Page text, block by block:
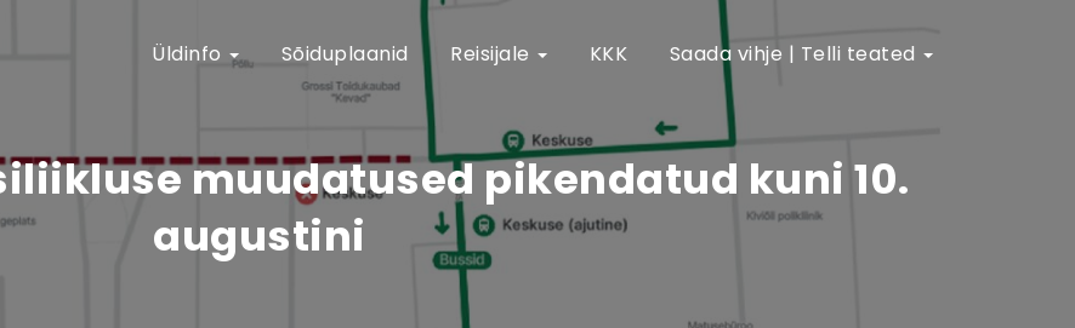
Üldinfo Sõiduplaanid Reisijale KKK Saada vihje | Telli teated
muudatused pikendatud kuni 10.
augustini